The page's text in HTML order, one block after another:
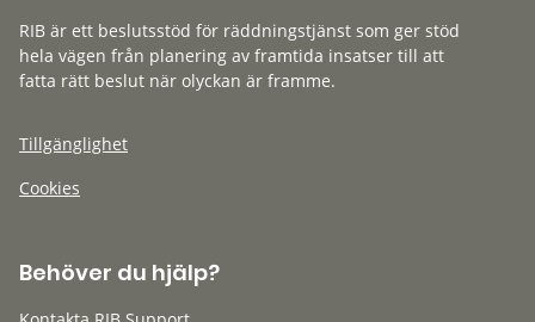
RIB är ett beslutsstöd för räddningstjänst som ger stöd
hela vägen från planering av framtida insatser till att
fatta rätt beslut när olyckan är framme.
Tillgänglighet
Cookies
Behöver du hjälp?